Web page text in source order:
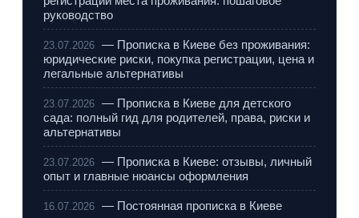
руководство
23.07.2026 — Прописка в Киеве без проживания:
юридические риски, покупка регистрации, цена и
легальные альтернативы
23.07.2026 — Прописка в Киеве для детского
сада: полный гид для родителей, права, риски и
альтернативы
23.07.2026 — Прописка в Киеве: отзывы, личный
опыт и главные нюансы оформления
16.07.2026 — Постоянная прописка в Киеве